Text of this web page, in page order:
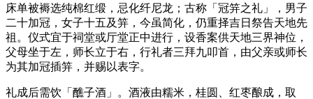
床单被褥选纯棉红缎，忌化纤尼龙；古称「冠笄之礼」，男子
二十加冠，女子十五及笄，今虽简化，仍重择吉日祭告天地先
祖。仪式宜于祠堂或厅堂正中进行，设香案供天地三界神位，
父母坐于左，师长立于右，行礼者三拜九叩首，由父亲或师长
为其加冠插笄，并赐以表字。
礼成后需饮「醮子酒」。酒液由糯米，桂圆、红枣酿成，取